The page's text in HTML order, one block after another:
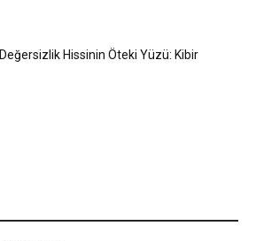
Değersizlik Hissinin Öteki Yüzü: Kibir